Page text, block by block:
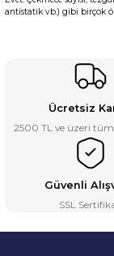
antistatik vb.) gibi birçok
Ücretsiz
2500 TL ve üzeri
Güvenli
SSL